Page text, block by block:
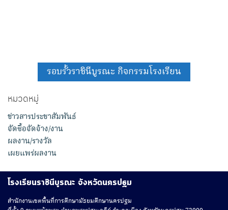
รอบรั้วราชินีบูรณะ กิจกรรมโรงเรียน
หมวดหมู่
ข่าวสารประชาสัมพันธ์
จัดซื้อจัดจ้าง/งาน
ผลงาน/รางวัล
เผยแพร่ผลงาน
โรงเรียนราชินีบูรณะ จังหวัดนครปฐม
สํานักงานเขตพื้นที่การศึกษามัธยมศึกษานครปฐม